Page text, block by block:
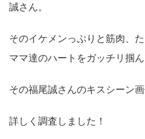
誠さん。
そのイケメンっぷりと筋肉、
ママ達のハートをガッチリ掴ん
その福尾誠さんのキスシーン
詳しく調査しました！